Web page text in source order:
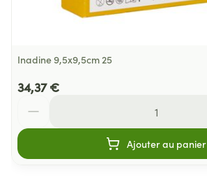
Inadine 9,5x9,5cm 25
34,37 €
Ajouter au panier